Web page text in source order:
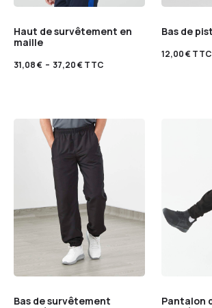
Haut de survêtement en
maille
31,08€ – 37,20€TTC
Bas de
12,00€TTC
Bas de survêtement
Pantalon